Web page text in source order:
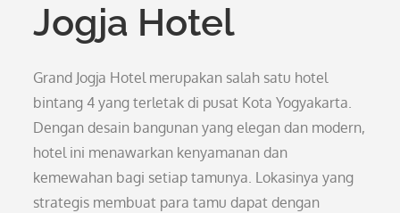
Jogja Hotel
Grand Jogja Hotel merupakan salah satu hotel
bintang 4 yang terletak di pusat Kota Yogyakarta.
Dengan desain bangunan yang elegan dan modern,
hotel ini menawarkan kenyamanan dan
kemewahan bagi setiap tamunya. Lokasinya yang
strategis membuat para tamu dapat dengan